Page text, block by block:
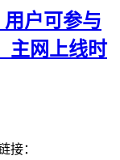
户可参与
主网上线时
接：